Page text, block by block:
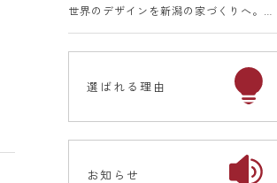
選ばれる理由
お知らせ